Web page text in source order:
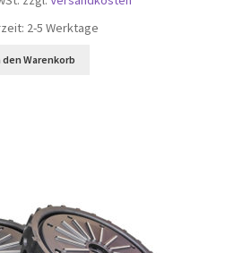
2-5 Werktage
den Warenkorb